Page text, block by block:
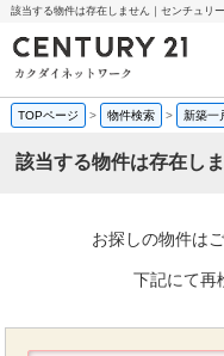
該当する物件は存在しません｜センチュリ
TOPページ > 物件検索 > 新築一
該当する物件は存在し
お探しの物件は
下記にて再